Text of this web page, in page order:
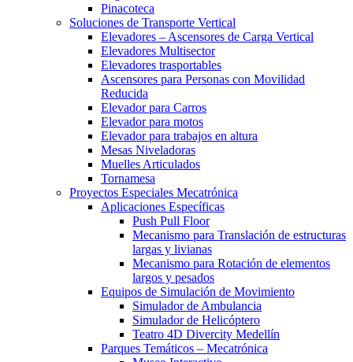
Pinacoteca
Soluciones de Transporte Vertical
Elevadores – Ascensores de Carga Vertical
Elevadores Multisector
Elevadores trasportables
Ascensores para Personas con Movilidad
Reducida
Elevador para Carros
Elevador para motos
Elevador para trabajos en altura
Mesas Niveladoras
Muelles Articulados
Tornamesa
Proyectos Especiales Mecatrónica
Aplicaciones Específicas
Push Pull Floor
Mecanismo para Translación de estructuras
largas y livianas
Mecanismo para Rotación de elementos
largos y pesados
Equipos de Simulación de Movimiento
Simulador de Ambulancia
Simulador de Helicóptero
Teatro 4D Divercity Medellín
Parques Temáticos – Mecatrónica